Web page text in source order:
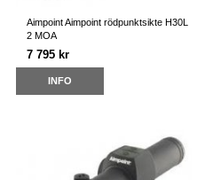
Aimpoint Aimpoint rödpunktsikte H30L
2 MOA
7 795 kr
INFO